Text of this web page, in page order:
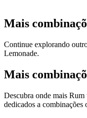
Mais
Continue explorando
Lemonade.
Mais
Descubra onde mais
dedicados a combinações